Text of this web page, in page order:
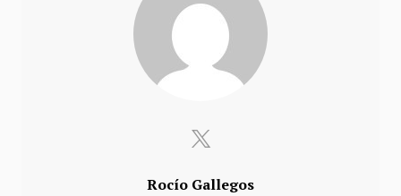
Rocío Gallegos